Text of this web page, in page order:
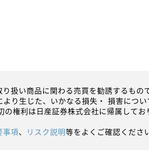
扱い商品に関わる売買を勧誘するも
り生じた、いかなる損失・ 損害につ
権利は日産証券株式会社に帰属してお
事項、 リスク説明等をよくご確認くださ